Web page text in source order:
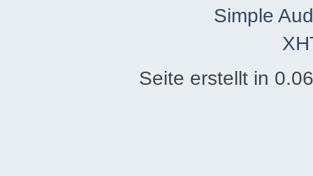
Simple
Seite erstellt in